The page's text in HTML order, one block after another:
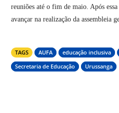
reuniões até o fim de maio. Após
avançar na realização da assembleia
TAGS AUFA educação inclusiva
Secretaria de Educação
Urussanga